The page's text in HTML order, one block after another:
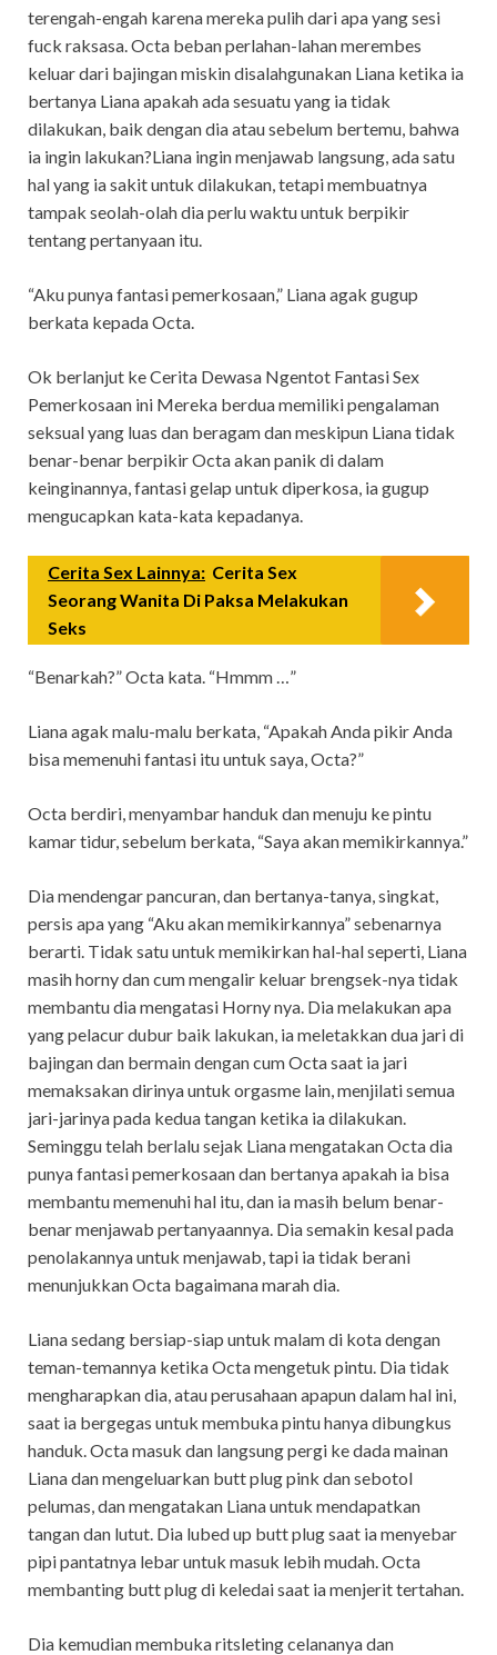
terengah-engah karena mereka pulih dari apa yang sesi
fuck raksasa. Octa beban perlahan-lahan merembes
keluar dari bajingan miskin disalahgunakan Liana ketika ia
bertanya Liana apakah ada sesuatu yang ia tidak
dilakukan, baik dengan dia atau sebelum bertemu, bahwa
ia ingin lakukan?Liana ingin menjawab langsung, ada satu
hal yang ia sakit untuk dilakukan, tetapi membuatnya
tampak seolah-olah dia perlu waktu untuk berpikir
tentang pertanyaan itu.
“Aku punya fantasi pemerkosaan,” Liana agak gugup
berkata kepada Octa.
Ok berlanjut ke Cerita Dewasa Ngentot Fantasi Sex
Pemerkosaan ini Mereka berdua memiliki pengalaman
seksual yang luas dan beragam dan meskipun Liana tidak
benar-benar berpikir Octa akan panik di dalam
keinginannya, fantasi gelap untuk diperkosa, ia gugup
mengucapkan kata-kata kepadanya.
Cerita Sex Lainnya: Cerita Sex
Seorang Wanita Di Paksa Melakukan
Seks
“Benarkah?” Octa kata. “Hmmm …”
Liana agak malu-malu berkata, “Apakah Anda pikir Anda
bisa memenuhi fantasi itu untuk saya, Octa?”
Octa berdiri, menyambar handuk dan menuju ke pintu
kamar tidur, sebelum berkata, “Saya akan memikirkannya.”
Dia mendengar pancuran, dan bertanya-tanya, singkat,
persis apa yang “Aku akan memikirkannya” sebenarnya
berarti. Tidak satu untuk memikirkan hal-hal seperti, Liana
masih horny dan cum mengalir keluar brengsek-nya tidak
membantu dia mengatasi Horny nya. Dia melakukan apa
yang pelacur dubur baik lakukan, ia meletakkan dua jari di
bajingan dan bermain dengan cum Octa saat ia jari
memaksakan dirinya untuk orgasme lain, menjilati semua
jari-jarinya pada kedua tangan ketika ia dilakukan.
Seminggu telah berlalu sejak Liana mengatakan Octa dia
punya fantasi pemerkosaan dan bertanya apakah ia bisa
membantu memenuhi hal itu, dan ia masih belum benar-
benar menjawab pertanyaannya. Dia semakin kesal pada
penolakannya untuk menjawab, tapi ia tidak berani
menunjukkan Octa bagaimana marah dia.
Liana sedang bersiap-siap untuk malam di kota dengan
teman-temannya ketika Octa mengetuk pintu. Dia tidak
mengharapkan dia, atau perusahaan apapun dalam hal ini,
saat ia bergegas untuk membuka pintu hanya dibungkus
handuk. Octa masuk dan langsung pergi ke dada mainan
Liana dan mengeluarkan butt plug pink dan sebotol
pelumas, dan mengatakan Liana untuk mendapatkan
tangan dan lutut. Dia lubed up butt plug saat ia menyebar
pipi pantatnya lebar untuk masuk lebih mudah. Octa
membanting butt plug di keledai saat ia menjerit tertahan.
Dia kemudian membuka ritsleting celananya dan